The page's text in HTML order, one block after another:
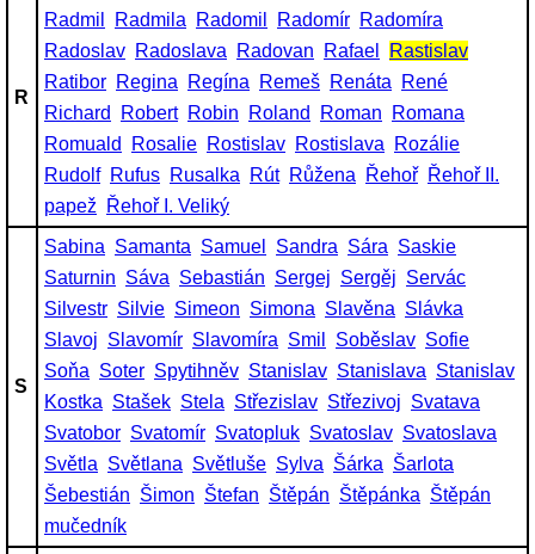
R
Radmil
Radmila Radomil Radomír Radomíra
Radoslav Radoslava Radovan Rafael
Rastislav
Ratibor Regina Regína Remeš Renáta
René
Richard
Robert Robin Roland Roman
Romana
Romuald
Rosalie Rostislav Rostislava
Rozálie
Rudolf Rufus Rusalka Rút Růžena Řehoř Řehoř II.
papež
Řehoř I. Veliký
S
Sabina Samanta Samuel Sandra Sára Saskie
Saturnin Sáva Sebastián Sergej Sergěj Servác
Silvestr Silvie Simeon Simona Slavěna Slávka
Slavoj Slavomír Slavomíra Smil Soběslav Sofie
Soňa Soter Spytihněv Stanislav Stanislava Stanislav
Kostka Stašek Stela Střezislav Střezivoj Svatava
Svatobor Svatomír Svatopluk Svatoslav Svatoslava
Světla Světlana Světluše Sylva Šárka Šarlota
Šebestián Šimon Štefan Štěpán Štěpánka Štěpán
mučedník